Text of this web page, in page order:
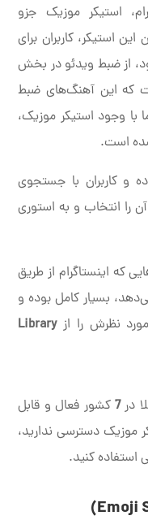
استیکر موزیک جزو
استیکر، کاربران برای
از ضبط ویدئو در بخش
که این آهنگ‌های ضبط
با وجود استیکر موزیک،
شده است.
و کاربران با جستجوی
را انتخاب و به استوری
که اینستاگرام از طریق
بسیار کامل بوده و
نظرش را ازLibrary
در7 کشور فعال و قابل
موزیک دسترسی ندارید،
استفاده کنید.